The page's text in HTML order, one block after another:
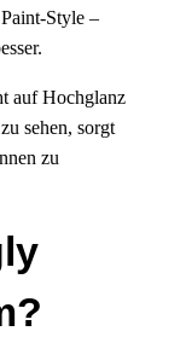
Style –
auf Hochglanz
sehen, sorgt
zu